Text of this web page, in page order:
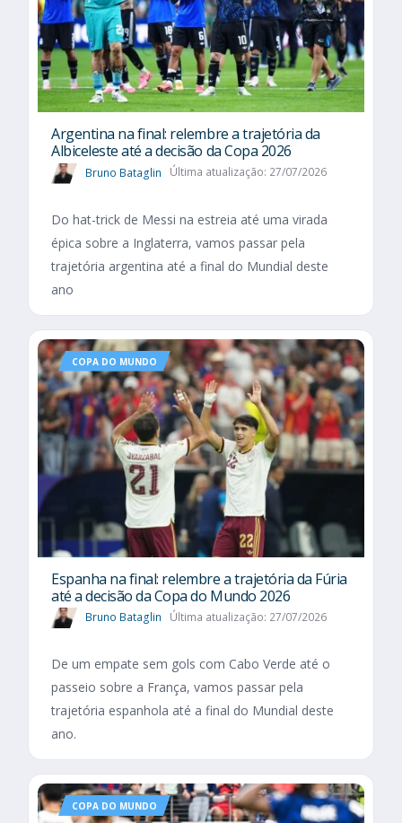
Argentina na final: relembre a trajetória da
Albiceleste até a decisão da Copa 2026
Bruno Bataglin Última atualização: 27/07/2026
Do hat-trick de Messi na estreia até uma virada
épica sobre a Inglaterra, vamos passar pela
trajetória argentina até a final do Mundial deste
ano
COPA DO MUNDO
Espanha na final: relembre a trajetória da Fúria
até a decisão da Copa do Mundo 2026
Bruno Bataglin Última atualização: 27/07/2026
De um empate sem gols com Cabo Verde até o
passeio sobre a França, vamos passar pela
trajetória espanhola até a final do Mundial deste
ano.
COPA DO MUNDO